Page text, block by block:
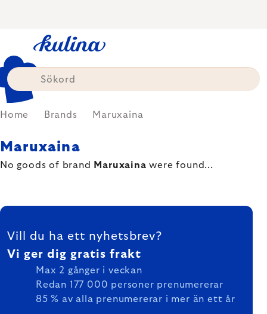
Home Brands Maruxaina
Maruxaina
No goods of brand Maruxaina were found...
FOOTER
Vill du ha ett nyhetsbrev?
Vi ger dig gratis frakt
Max 2 gånger i veckan
Redan 177 000 personer prenumererar
85 % av alla prenumererar i mer än ett år